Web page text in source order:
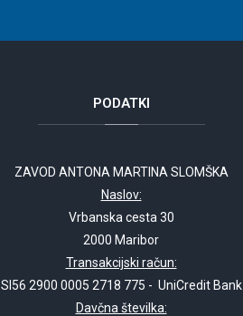
PODATKI
ZAVOD ANTONA MARTINA SLOMŠKA
Naslov:
Vrbanska cesta 30
2000 Maribor
Transakcijski račun:
SI56 2900 0005 2718 775 - UniCredit Bank
Davčna številka: